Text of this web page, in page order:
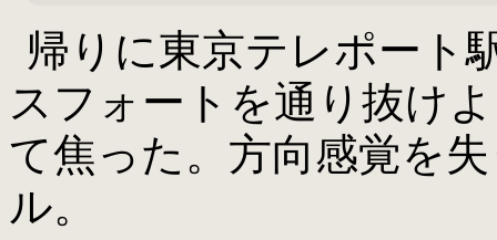
帰りに東京テレポート
スフォートを通り抜け
て焦った。方向感覚を
ル。